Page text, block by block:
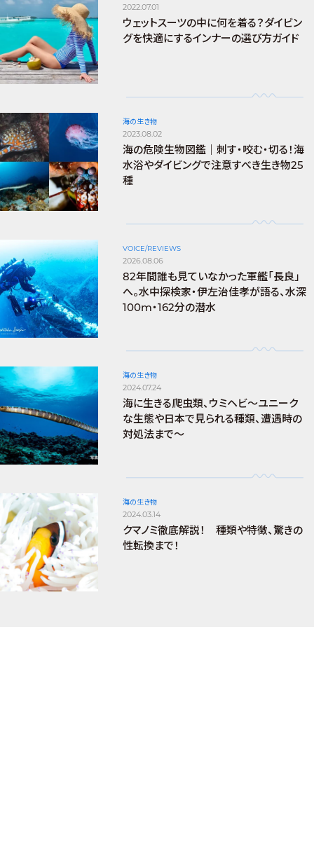
2022.07.01
ウェットスーツの中に何を着る？ダイビン
グを快適にするインナーの選び方ガイド
海の生き物
2023.08.02
海の危険生物図鑑｜刺す・咬む・切る！海
水浴やダイビングで注意すべき生き物25
種
VOICE/REVIEWS
2026.08.06
82年間誰も見ていなかった軍艦「長良」
へ。水中探検家・伊左治佳孝が語る、水深
100m・162分の潜水
海の生き物
2024.07.24
海に生きる爬虫類、ウミヘビ～ユニーク
な生態や日本で見られる種類、遭遇時の
対処法まで～
海の生き物
2024.03.14
クマノミ徹底解説！ 種類や特徴、驚きの
性転換まで！